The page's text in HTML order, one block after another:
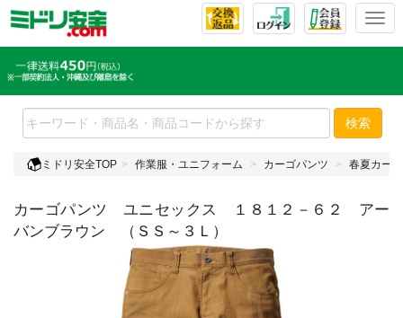
T
l
e
n
v
g
検索
ミドリ安全TOP 作業服・ユニフォーム カーゴパンツ 春夏カー
カーゴパンツ ユニセックス １８１２－６２ アー
バンブラウン （ＳＳ～３Ｌ）